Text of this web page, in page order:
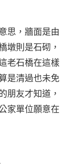
思，牆面是由
墩則是石砌，
老石橋在這樣
是清過也未免
朋友才知道，
家單位願意在